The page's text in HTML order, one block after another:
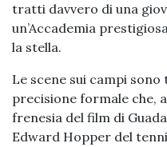
tratti davvero di una
un’Accademia
la stella.
Le scene sui campi
precisione formale che,
frenesia del film di
Edward Hopper del